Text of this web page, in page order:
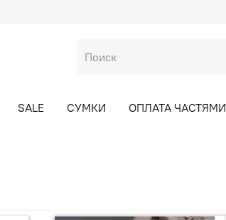
SALE СУМКИ ОПЛАТА ЧАСТЯМИ